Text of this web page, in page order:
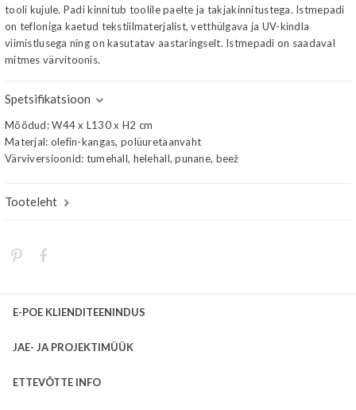
tooli kujule. Padi kinnitub toolile paelte ja takjakinnitustega. Istmepadi
on tefloniga kaetud tekstiilmaterjalist, vetthülgava ja UV-kindla
viimistlusega ning on kasutatav aastaringselt. Istmepadi on saadaval
mitmes värvitoonis.
Spetsifikatsioon
Mõõdud: W44 x L130 x H2 cm
Materjal: olefin-kangas, polüuretaanvaht
Värviversioonid: tumehall, helehall, punane, beež
Tooteleht
E-POE KLIENDITEENINDUS
JAE- JA PROJEKTIMÜÜK
ETTEVÕTTE INFO